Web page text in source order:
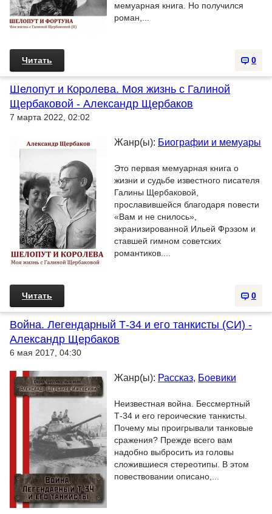
мемуарная книга. Но получился
роман,...
0
Читать
Шелопут и Королева. Моя жизнь с Галиной
Щербаковой - Александр Щербаков
7 марта 2022, 02:02
Жанр(ы): Биографии и мемуары
Это первая мемуарная книга о
жизни и судьбе известного писателя
Галины Щербаковой,
прославившейся благодаря повести
«Вам и не снилось»,
экранизированной Ильей Фрэзом и
ставшей гимном советских
романтиков....
0
Читать
Война. Легендарный Т-34 и его танкисты (СИ) -
Александр Щербаков
6 мая 2017, 04:30
Жанр(ы): Рассказ, Боевики
Неизвестная война. Бессмертный
Т-34 и его героические танкисты.
Почему мы проигрывали танковые
сражения? Прежде всего вам
надобно выбросить из головы
сложившиеся стереотипы. В этом
повествовании описано,...